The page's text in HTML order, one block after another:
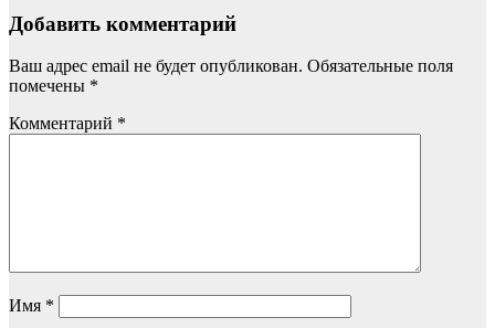
Добавить комментарий
Ваш адрес email не будет опубликован. Обязательные поля
помечены *
Комментарий *
Имя *